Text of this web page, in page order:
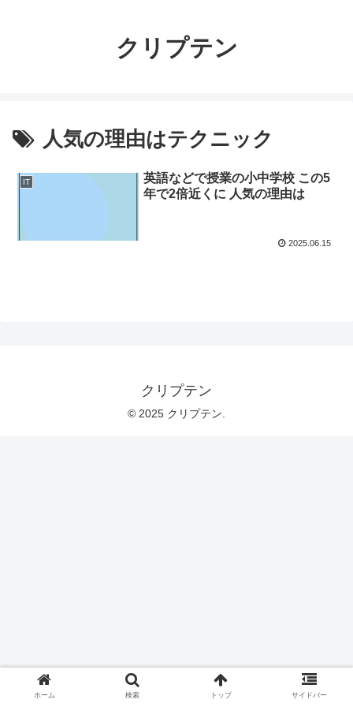
クリプテン
人気の理由はテクニック
IT
英語などで授業の小中学校 この5
年で2倍近くに 人気の理由は
2025.06.15
クリプテン
© 2025 クリプテン.
ホーム 検索 トップ サイドバー